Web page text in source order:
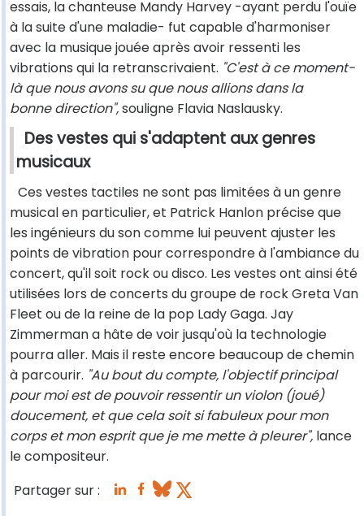
essais, la chanteuse Mandy Harvey -ayant perdu l'ouïe
à la suite d'une maladie- fut capable d'harmoniser
avec la musique jouée après avoir ressenti les
vibrations qui la retranscrivaient. "C'est à ce moment-
là que nous avons su que nous allions dans la
bonne direction",souligne Flavia Naslausky.
Des vestes qui s'adaptent aux genres
musicaux
Ces vestes tactiles ne sont pas limitées à un genre
musical en particulier, et Patrick Hanlon précise que
les ingénieurs du son comme lui peuvent ajuster les
points de vibration pour correspondre à l'ambiance du
concert, qu'il soit rock ou disco. Les vestes ont ainsi été
utilisées lors de concerts du groupe de rock Greta Van
Fleet ou de la reine de la pop Lady Gaga. Jay
Zimmerman a hâte de voir jusqu'où la technologie
pourra aller. Mais il reste encore beaucoup de chemin
à parcourir. "Au bout du compte, l'objectif principal
pour moi est de pouvoir ressentir un violon (joué)
doucement, et que cela soit si fabuleux pour mon
corps et mon esprit que je me mette à pleurer", lance
le compositeur.
Partager sur :